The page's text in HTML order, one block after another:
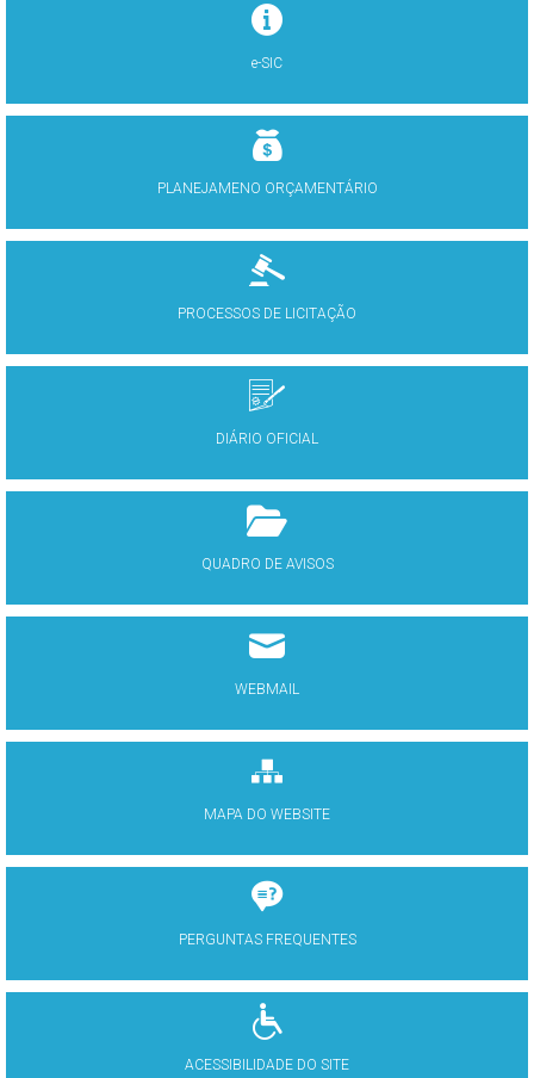
e-SIC
PLANEJAMENO ORÇAMENTÁRIO
PROCESSOS DE LICITAÇÃO
DIÁRIO OFICIAL
QUADRO DE AVISOS
WEBMAIL
MAPA DO WEBSITE
PERGUNTAS FREQUENTES
ACESSIBILIDADE DO SITE